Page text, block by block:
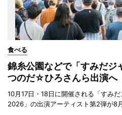
食べる
錦糸公園などで「すみだジ
つのだ☆ひろさんら出演へ
10月17日・18日に開催される「すみ
2026」の出演アーティスト第2弾が8